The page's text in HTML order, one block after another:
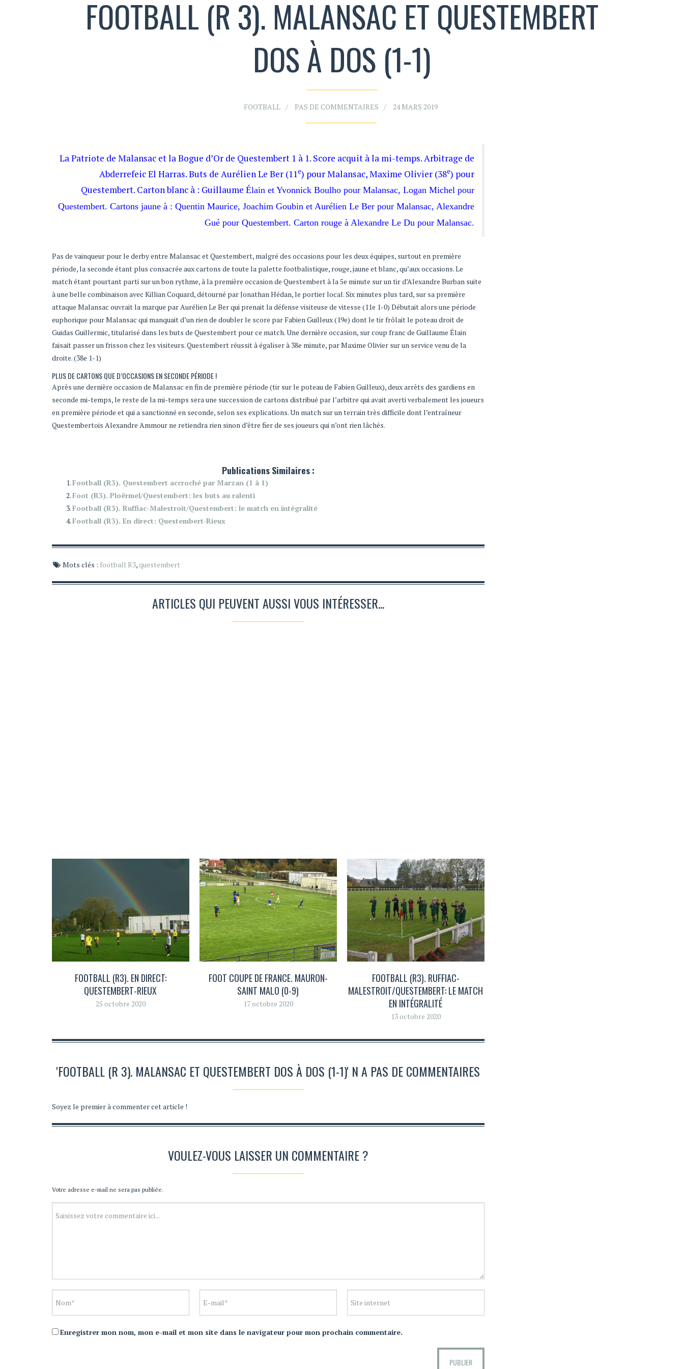
FOOTBALL (R 3). MALANSAC ET QUESTEMBERT
DOS À DOS (1-1)
FOOTBALL PAS DE COMMENTAIRES 24 MARS 2019
La Patriote de Malansac et la Bogue d’Or de Questembert 1 à 1. Score acquit à la mi-temps. Arbitrage de
Abderrefeic El Harras. Buts de Aurélien Le Ber (11e) pour Malansac, Maxime Olivier (38e) pour
Questembert. Carton blanc à : Guillaume Élain et Yvonnick Boulho pour Malansac, Logan Michel pour
Questembert. Cartons jaune à : Quentin Maurice, Joachim Goubin et Aurélien Le Ber pour Malansac, Alexandre
Gué pour Questembert. Carton rouge à Alexandre Le Du pour Malansac.
Pas de vainqueur pour le derby entre Malansac et Questembert, malgré des occasions pour les deux équipes, surtout en première
période, la seconde étant plus consacrée aux cartons de toute la palette footbalistique, rouge, jaune et blanc, qu’aux occasions. Le
match étant pourtant parti sur un bon rythme, à la première occasion de Questembert à la 5e minute sur un tir d’Alexandre Burban suite
à une belle combinaison avec Killian Coquard, détourné par Jonathan Hédan, le portier local. Six minutes plus tard, sur sa première
attaque Malansac ouvrait la marque par Aurélien Le Ber qui prenait la défense visiteuse de vitesse (11e 1-0) Débutait alors une période
euphorique pour Malansac qui manquait d’un rien de doubler le score par Fabien Guilleux (19e) dont le tir frôlait le poteau droit de
Guidas Guillermic, titularisé dans les buts de Questembert pour ce match. Une dernière occasion, sur coup franc de Guillaume Élain
faisait passer un frisson chez les visiteurs. Questembert réussit à égaliser à 38e minute, par Maxime Olivier sur un service venu de la
droite. (38e 1-1)
PLUS DE CARTONS QUE D’OCCASIONS EN SECONDE PÉRIODE !
Après une dernière occasion de Malansac en fin de première période (tir sur le poteau de Fabien Guilleux), deux arrêts des gardiens en
seconde mi-temps, le reste de la mi-temps sera une succession de cartons distribué par l’arbitre qui avait averti verbalement les joueurs
en première période et qui a sanctionné en seconde, selon ses explications. Un match sur un terrain très difficile dont l’entraîneur
Questembertois Alexandre Ammour ne retiendra rien sinon d’être fier de ses joueurs qui n’ont rien lâchés.
Publications Similaires :
Football (R3). Questembert accroché par Marzan (1 à 1)
Foot (R3). Ploërmel/Questembert: les buts au ralenti
Football (R3). Ruffiac-Malestroit/Questembert: le match en intégralité
Football (R3). En direct: Questembert-Rieux
Mots clés : football R3,questembert
ARTICLES QUI PEUVENT AUSSI VOUS INTÉRESSER...
FOOTBALL (R3). EN DIRECT:
QUESTEMBERT-RIEUX
25 octobre 2020
FOOT COUPE DE FRANCE. MAURON-
SAINT MALO (0-9)
17 octobre 2020
FOOTBALL (R3). RUFFIAC-
MALESTROIT/QUESTEMBERT: LE MATCH
EN INTÉGRALITÉ
13 octobre 2020
'FOOTBALL (R 3). MALANSAC ET QUESTEMBERT DOS À DOS (1-1)' N A PAS DE COMMENTAIRES
Soyez le premier à commenter cet article !
VOULEZ-VOUS LAISSER UN COMMENTAIRE ?
Votre adresse e-mail ne sera pas publiée.
Enregistrer mon nom, mon e-mail et mon site dans le navigateur pour mon prochain commentaire.